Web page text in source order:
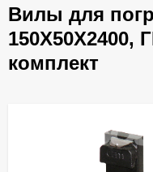
Вилы для
150X50X2400,
комплект